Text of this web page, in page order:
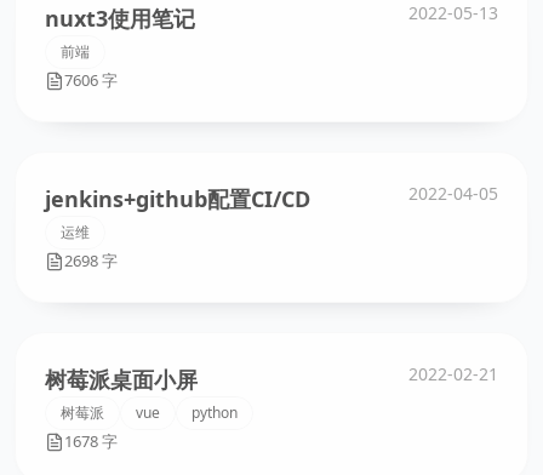
nuxt3使用笔记 2022-05-13
前端
7606 字
jenkins+github配置CI/CD 2022-04-05
运维
2698 字
树莓派桌面小屏 2022-02-21
树莓派 vue python
1678 字